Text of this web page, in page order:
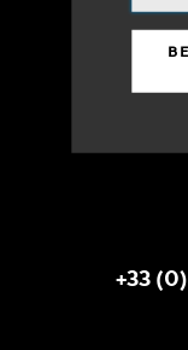
+33